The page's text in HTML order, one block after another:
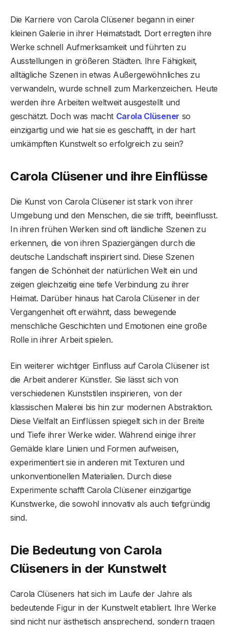
Die Karriere von Carola Clüsener begann in einer
kleinen Galerie in ihrer Heimatstadt. Dort erregten ihre
Werke schnell Aufmerksamkeit und führten zu
Ausstellungen in größeren Städten. Ihre Fähigkeit,
alltägliche Szenen in etwas Außergewöhnliches zu
verwandeln, wurde schnell zum Markenzeichen. Heute
werden ihre Arbeiten weltweit ausgestellt und
geschätzt. Doch was macht Carola Clüsener so
einzigartig und wie hat sie es geschafft, in der hart
umkämpften Kunstwelt so erfolgreich zu sein?
Carola Clüsener und ihre Einflüsse
Die Kunst von Carola Clüsener ist stark von ihrer
Umgebung und den Menschen, die sie trifft, beeinflusst.
In ihren frühen Werken sind oft ländliche Szenen zu
erkennen, die von ihren Spaziergängen durch die
deutsche Landschaft inspiriert sind. Diese Szenen
fangen die Schönheit der natürlichen Welt ein und
zeigen gleichzeitig eine tiefe Verbindung zu ihrer
Heimat. Darüber hinaus hat Carola Clüsener in der
Vergangenheit oft erwähnt, dass bewegende
menschliche Geschichten und Emotionen eine große
Rolle in ihrer Arbeit spielen.
Ein weiterer wichtiger Einfluss auf Carola Clüsener ist
die Arbeit anderer Künstler. Sie lässt sich von
verschiedenen Kunststilen inspirieren, von der
klassischen Malerei bis hin zur modernen Abstraktion.
Diese Vielfalt an Einflüssen spiegelt sich in der Breite
und Tiefe ihrer Werke wider. Während einige ihrer
Gemälde klare Linien und Formen aufweisen,
experimentiert sie in anderen mit Texturen und
unkonventionellen Materialien. Durch diese
Experimente schafft Carola Clüsener einzigartige
Kunstwerke, die sowohl innovativ als auch tiefgründig
sind.
Die Bedeutung von Carola
Clüseners in der Kunstwelt
Carola Clüseners hat sich im Laufe der Jahre als
bedeutende Figur in der Kunstwelt etabliert. Ihre Werke
sind nicht nur ästhetisch ansprechend, sondern tragen